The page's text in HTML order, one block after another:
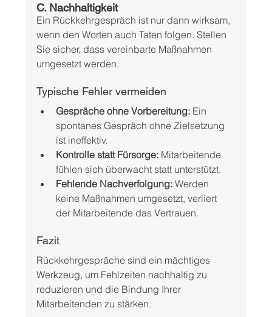
C. Nachhaltigkeit
Ein Rückkehrgespräch ist nur dann wirksam,
wenn den Worten auch Taten folgen. Stellen
Sie sicher, dass vereinbarte Maßnahmen
umgesetzt werden.
Typische Fehler vermeiden
Gespräche ohne Vorbereitung: Ein
spontanes Gespräch ohne Zielsetzung
ist ineffektiv.
Kontrolle statt Fürsorge: Mitarbeitende
fühlen sich überwacht statt unterstützt.
Fehlende Nachverfolgung: Werden
keine Maßnahmen umgesetzt, verliert
der Mitarbeitende das Vertrauen.
Fazit
Rückkehrgespräche sind ein mächtiges
Werkzeug, um Fehlzeiten nachhaltig zu
reduzieren und die Bindung Ihrer
Mitarbeitenden zu stärken.